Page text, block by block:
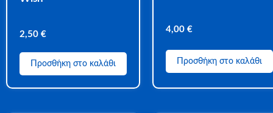
2,50 €
Προσθήκη στο καλάθι
4,00 €
Προσθήκη στο καλάθι